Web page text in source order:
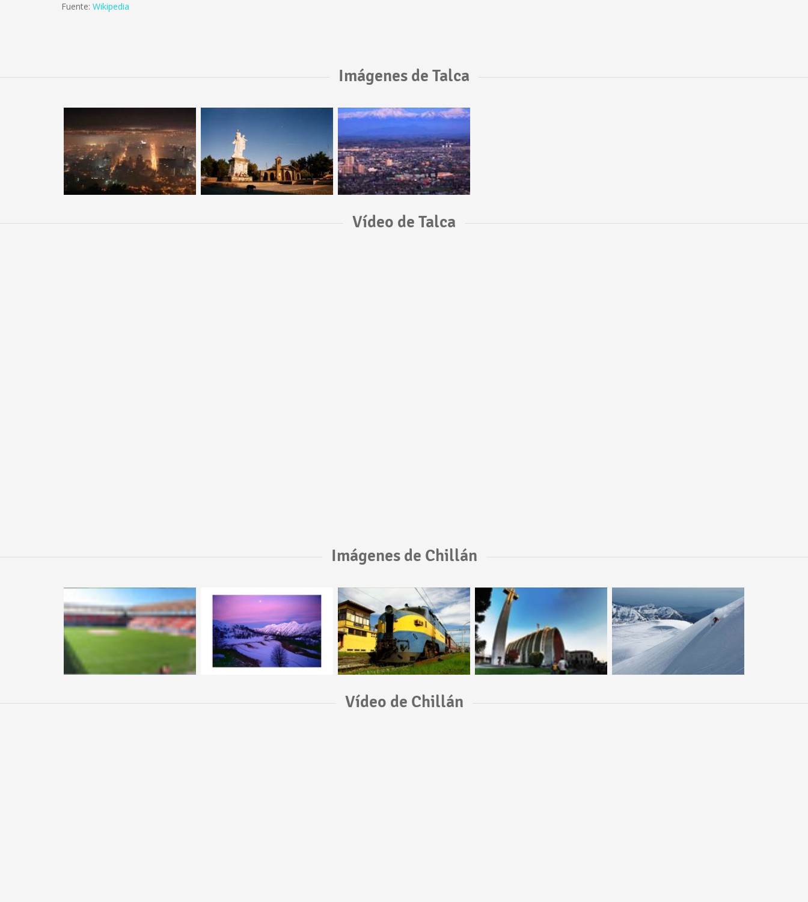
Fuente: Wikipedia
Imágenes de Talca
Vídeo de Talca
Imágenes de Chillán
Vídeo de Chillán